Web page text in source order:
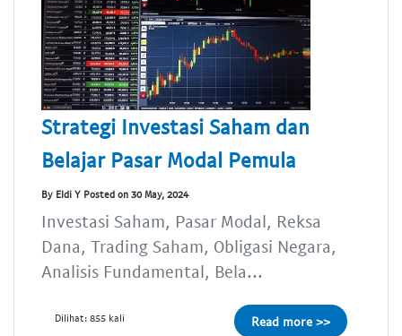
Strategi Investasi Saham dan
Belajar Pasar Modal Pemula
By Eldi Y Posted on 30 May, 2024
Investasi Saham, Pasar Modal, Reksa
Dana, Trading Saham, Obligasi Negara,
Analisis Fundamental, Bela...
Dilihat: 855 kali Read more >>